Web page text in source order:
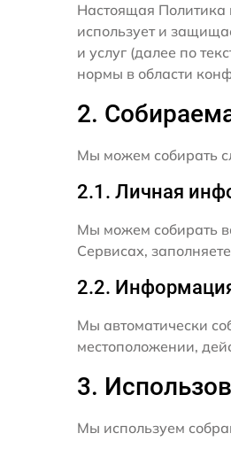
Настоящая Политика
использует и
и услуг (далее по
нормы в области
2.
Мы можем собирать
2.1. Личная
Мы можем собирать
Сервисах,
2.2.
Мы автоматически
местоположении,
3.
Мы используем